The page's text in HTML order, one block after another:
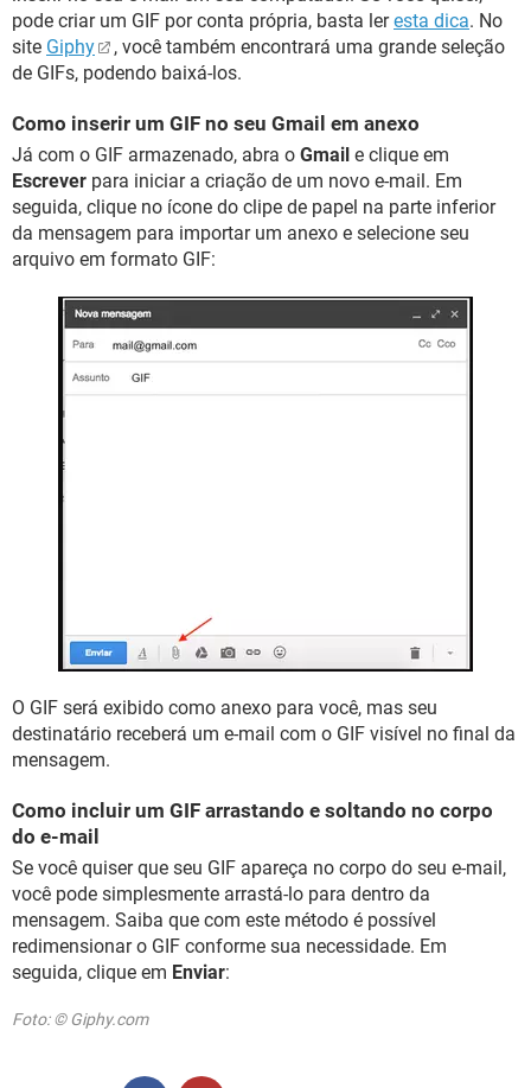
pode criar um GIF por conta própria, basta leresta dica. No
site Giphy
, você também encontrará uma grande seleção
de GIFs, podendo baixá-los.
Como inserir um GIF no seu Gmail em anexo
Já com o GIF armazenado, abra o Gmail e clique em
Escrever para iniciar a criação de um novo e-mail. Em
seguida, clique no ícone do clipe de papel na parte inferior
da mensagem para importar um anexo e selecione seu
arquivo em formato GIF:
O GIF será exibido como anexo para você, mas seu
destinatário receberá um e-mail com o GIF visível no final da
mensagem.
Como incluir um GIF arrastando e soltando no corpo
do e-mail
Se você quiser que seu GIF apareça no corpo do seu e-mail,
você pode simplesmente arrastá-lo para dentro da
mensagem. Saiba que com este método é possível
redimensionar o GIF conforme sua necessidade. Em
seguida, clique em Enviar:
Foto: © Giphy.com